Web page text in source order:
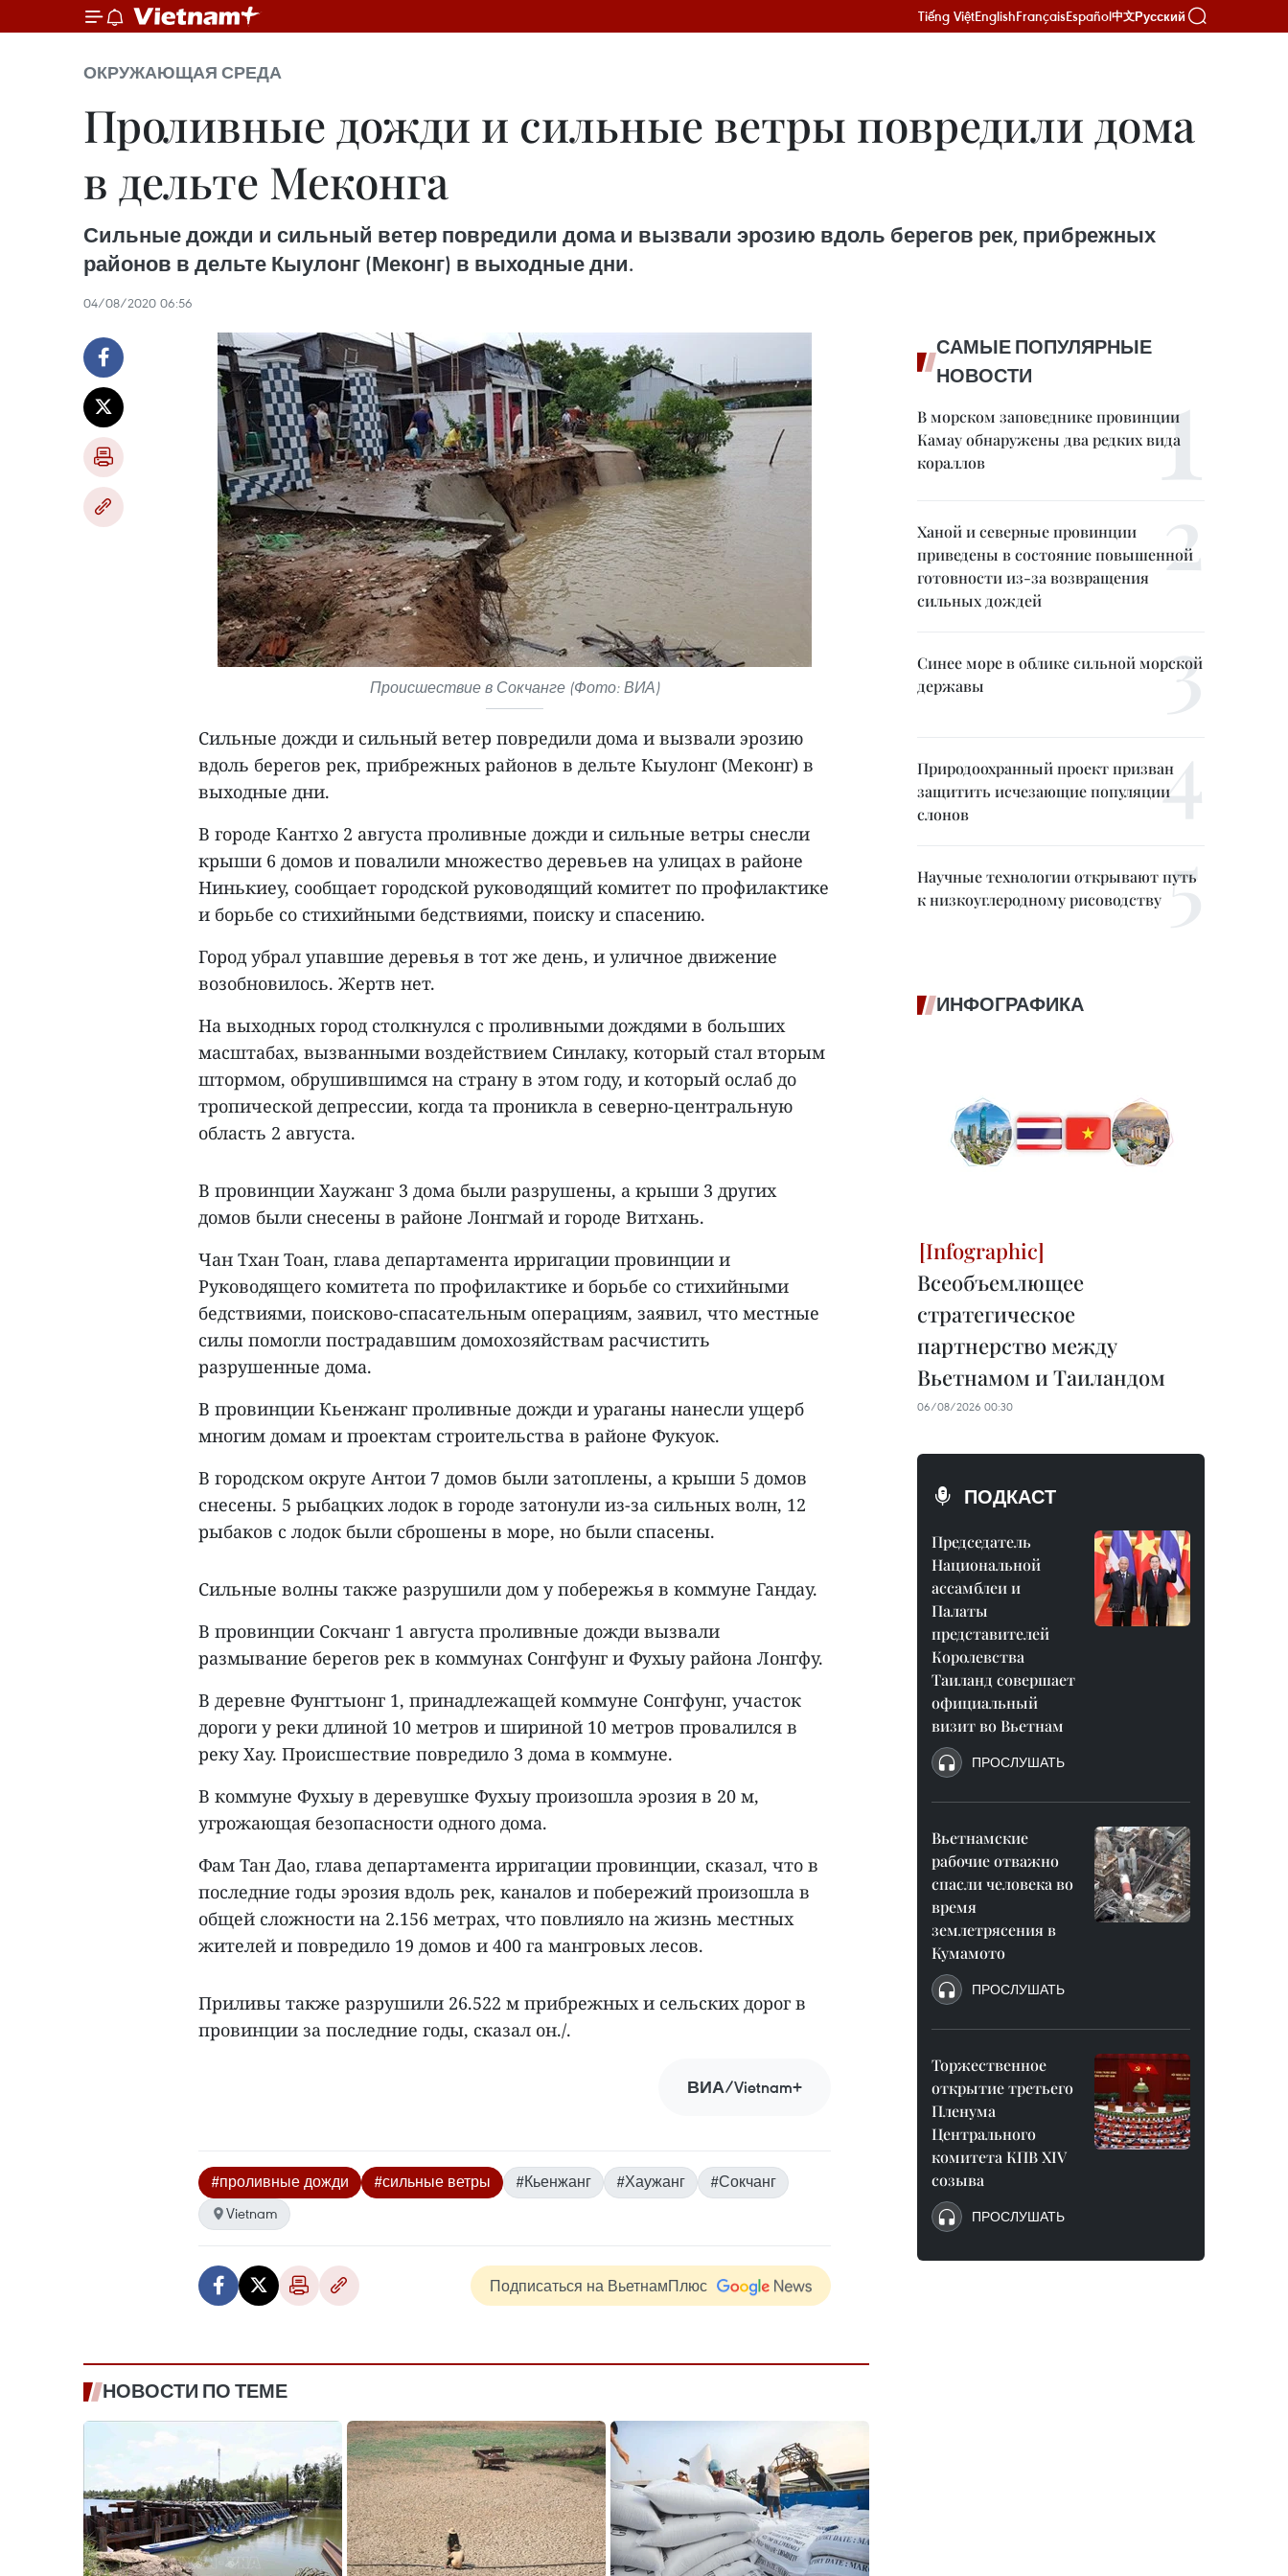
Tiếng ViệtEnglishFrançaisEspañol中文Русский
ОКРУЖАЮЩАЯ СРЕДА
Проливные дожди и сильные ветры повредили дома
в дельте Меконга
Сильные дожди и сильный ветер повредили дома и вызвали эрозию вдоль берегов рек, прибрежных
районов в дельте Кыулонг (Меконг) в выходные дни.
04/08/2020 06:56
Происшествие в Сокчанге (Фото: ВИА)
Сильные дожди и сильный ветер повредили дома и вызвали эрозию
вдоль берегов рек, прибрежных районов в дельте Кыулонг (Меконг) в
выходные дни.
В городе Кантхо 2 августа проливные дожди и сильные ветры снесли
крыши 6 домов и повалили множество деревьев на улицах в районе
Нинькиеу, сообщает городской руководящий комитет по профилактике
и борьбе со стихийными бедствиями, поиску и спасению.
Город убрал упавшие деревья в тот же день, и уличное движение
возобновилось. Жертв нет.
На выходных город столкнулся с проливными дождями в больших
масштабах, вызванными воздействием Синлаку, который стал вторым
штормом, обрушившимся на страну в этом году, и который ослаб до
тропической депрессии, когда та проникла в северно-центральную
область 2 августа.
В провинции Хаужанг 3 дома были разрушены, а крыши 3 других
домов были снесены в районе Лонгмай и городе Витхань.
Чан Тхан Тоан, глава департамента ирригации провинции и
Руководящего комитета по профилактике и борьбе со стихийными
бедствиями, поисково-спасательным операциям, заявил, что местные
силы помогли пострадавшим домохозяйствам расчистить
разрушенные дома.
В провинции Кьенжанг проливные дожди и ураганы нанесли ущерб
многим домам и проектам строительства в районе Фукуок.
В городском округе Антои 7 домов были затоплены, а крыши 5 домов
снесены. 5 рыбацких лодок в городе затонули из-за сильных волн, 12
рыбаков с лодок были сброшены в море, но были спасены.
Сильные волны также разрушили дом у побережья в коммуне Гандау.
В провинции Сокчанг 1 августа проливные дожди вызвали
размывание берегов рек в коммунах Сонгфунг и Фухыу района Лонгфу.
В деревне Фунгтыонг 1, принадлежащей коммуне Сонгфунг, участок
дороги у реки длиной 10 метров и шириной 10 метров провалился в
реку Хау. Происшествие повредило 3 дома в коммуне.
В коммуне Фухыу в деревушке Фухыу произошла эрозия в 20 м,
угрожающая безопасности одного дома.
Фам Тан Дао, глава департамента ирригации провинции, сказал, что в
последние годы эрозия вдоль рек, каналов и побережий произошла в
общей сложности на 2.156 метрах, что повлияло на жизнь местных
жителей и повредило 19 домов и 400 га мангровых лесов.
Приливы также разрушили 26.522 м прибрежных и сельских дорог в
провинции за последние годы, сказал он./.
ВИА/Vietnam+
#проливные дожди #сильные ветры #Кьенжанг #Хаужанг
#Сокчанг
Vietnam
Подписаться на ВьетнамПлюс
НОВОСТИ ПО ТЕМЕ
САМЫЕ ПОПУЛЯРНЫЕ
НОВОСТИ
В морском заповеднике провинции
Камау обнаружены два редких вида
кораллов
Ханой и северные провинции
приведены в состояние повышенной
готовности из-за возвращения
сильных дождей
Синее море в облике сильной морской
державы
Природоохранный проект призван
защитить исчезающие популяции
слонов
Научные технологии открывают путь
к низкоуглеродному рисоводству
ИНФОГРАФИКА
Всеобъемлющее
стратегическое
партнерство между
Вьетнамом и Таиландом
06/08/2026 00:30
ПОДКАСТ
Председатель
Национальной
ассамблеи и
Палаты
представителей
Королевства
Таиланд совершает
официальный
визит во Вьетнам
ПРОСЛУШАТЬ
Вьетнамские
рабочие отважно
спасли человека во
время
землетрясения в
Кумамото
ПРОСЛУШАТЬ
Торжественное
открытие третьего
Пленума
Центрального
комитета КПВ XIV
созыва
ПРОСЛУШАТЬ